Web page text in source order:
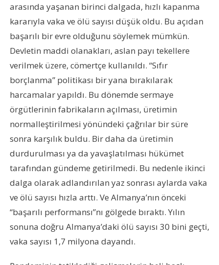
arasında yaşanan birinci dalgada, hızlı kapanma
kararıyla vaka ve ölü sayısı düşük oldu. Bu açıdan
başarılı bir evre olduğunu söylemek mümkün.
Devletin maddi olanakları, aslan payı tekellere
verilmek üzere, cömertçe kullanıldı. “Sıfır
borçlanma” politikası bir yana bırakılarak
harcamalar yapıldı. Bu dönemde sermaye
örgütlerinin fabrikaların açılması, üretimin
normalleştirilmesi yönündeki çağrılar bir süre
sonra karşılık buldu. Bir daha da üretimin
durdurulması ya da yavaşlatılması hükümet
tarafından gündeme getirilmedi. Bu nedenle ikinci
dalga olarak adlandırılan yaz sonrası aylarda vaka
ve ölü sayısı hızla arttı. Ve Almanya’nın önceki
“başarılı performansı”nı gölgede bıraktı. Yılın
sonuna doğru Almanya’daki ölü sayısı 30 bini geçti,
vaka sayısı 1,7 milyona dayandı.